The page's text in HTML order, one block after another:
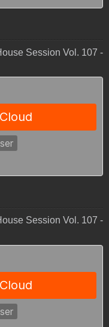
Session Vol. 107 -
Session Vol. 107 -